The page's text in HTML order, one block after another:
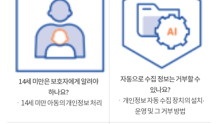
14세 미만은 보호자에게 알려야
하나요?
ㆍ14세 미만 아동의 개인정보 처리
자동으로 수집 정보는 거부할 수
있나요?
ㆍ개인정보 자동 수집 장치의 설치·
운영 및 그 거부 방법